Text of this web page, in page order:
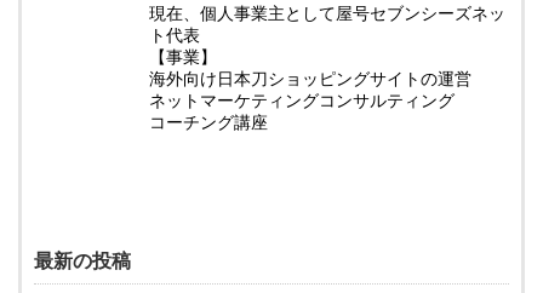
現在、個人事業主として屋号セブンシーズネッ
ト代表
【事業】
海外向け日本刀ショッピングサイトの運営
ネットマーケティングコンサルティング
コーチング講座
最新の投稿